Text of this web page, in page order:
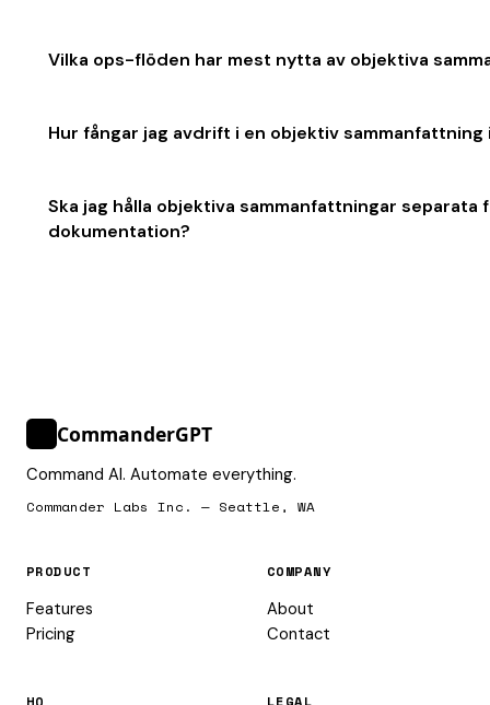
Vilka ops-flöden har mest nytta av objektiva
Hur fångar jag avdrift i en objektiv sammanfattning
Ska jag hålla objektiva sammanfattningar separata
dokumentation?
CommanderGPT
Command AI. Automate everything.
Commander Labs Inc. — Seattle, WA
PRODUCT
Features
Pricing
COMPANY
About
Contact
HQ LEGAL